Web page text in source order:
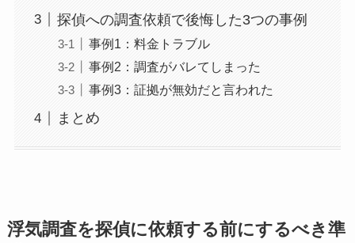
探偵への調査依頼で後悔した3つの事例
事例1：料金トラブル
事例2：調査がバレてしまった
事例3：証拠が無効だと言われた
まとめ
浮気調査を探偵に依頼する前にするべき準